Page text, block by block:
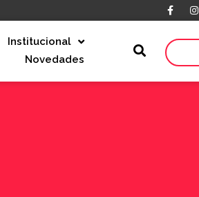
Institucional
Novedades